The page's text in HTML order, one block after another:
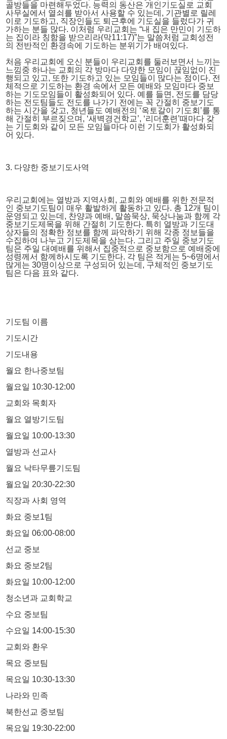
골방들을 마련해두었다. 능력의 동산은 개인기도실로 교회
사무실에서 열쇠를 받아서 사용할 수 있는데, 기관별로 릴레
이로 기도하고, 직장인들도 퇴근후에 기도실을 들렀다가 귀
가하는 분들 많다. 이처럼 우리교회는 “내 집은 만민이 기도하
는 집이라 칭함을 받으리라(막11:17)”는 말씀처럼 교회성전
의 전반적인 환경속에 기도하는 분위기가 배여있다.
처음 우리교회에 오신 분들이 우리교회를 둘러보면서 느끼는
느낌중 하나는 교회의 각 방마다 다양한 모임이 끊임없이 진
행되고 있고, 또한 기도하고 있는 모임들이 많다는 점이다. 전
체적으로 기도하는 환경 속에서 모든 예배와 모임마다 중보
하는 기도모임들이 활성화되어 있다. 예를 들면, 전도를 담당
하는 전도팀들도 전도를 나가기 전에는 꼭 간절히 중보기도
하는 시간을 갖고, 청년들도 예배전의 ‘옥토갈이 기도회’를 통
해 간절히 부르짖으며, ‘새벽경건학교’, ‘리더훈련’때마다 갖
는 기도회와 같이 모든 모임들마다 이런 기도회가 활성화되
어 있다.
3. 다양한 중보기도사역
우리교회에는 열방과 지역사회, 교회와 예배를 위한 전문적
인 중보기도팀이 매우 활발하게 활동하고 있다. 총 12개 팀이
운영되고 있는데, 찬양과 예배, 말씀묵상, 묵상나눔과 함께 각
중보기도제목을 위해 간절히 기도한다. 특히 열방과 기도대
상자들의 정확한 정보를 함께 파악하기 위해 각종 정보들을
수집하여 나누고 기도제목을 삼는다. 그리고 주일 중보기도
팀은 주일 대예배를 위해서 집중적으로 중보함으로 예배중에
성령께서 함께하시도록 기도한다. 각 팀은 적게는 5~6명에서
많게는 30명이상으로 구성되어 있는데, 구체적인 중보기도
팀은 다음 표와 같다.
기도팀 이름
기도시간
기도내용
월요 한나중보팀
월요일 10:30-12:00
교회와 목회자
월요 열방기도팀
월요일 10:00-13:30
열방과 선교사
월요 낙타무릎기도팀
월요일 20:30-22:30
직장과 사회 영역
화요 중보1팀
화요일 06:00-08:00
선교 중보
화요 중보2팀
화요일 10:00-12:00
청소년과 교회학교
수요 중보팀
수요일 14:00-15:30
교회와 환우
목요 중보팀
목요일 10:30-13:30
나라와 민족
북한선교 중보팀
목요일 19:30-22:00